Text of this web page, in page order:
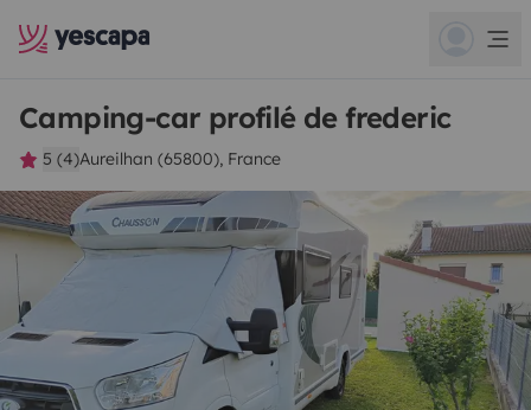
Camping-car profilé de frederic
5 (4)Aureilhan (65800), France